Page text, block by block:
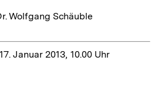
Wolfgang Schäuble
Januar 2013, 10.00 Uhr